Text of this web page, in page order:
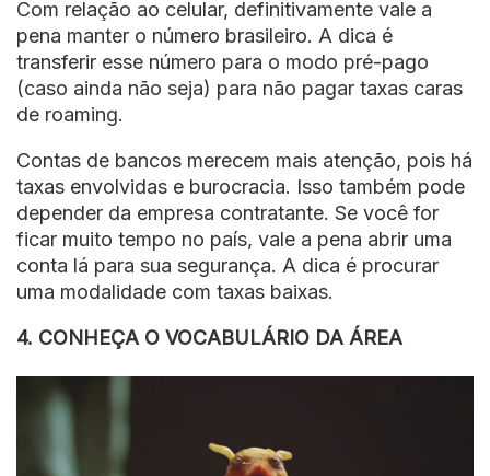
Com relação ao celular, definitivamente vale a
pena manter o número brasileiro. A dica é
transferir esse número para o modo pré-pago
(caso ainda não seja) para não pagar taxas caras
de roaming.
Contas de bancos merecem mais atenção, pois há
taxas envolvidas e burocracia. Isso também pode
depender da empresa contratante. Se você for
ficar muito tempo no país, vale a pena abrir uma
conta lá para sua segurança. A dica é procurar
uma modalidade com taxas baixas.
4. CONHEÇA O VOCABULÁRIO DA ÁREA